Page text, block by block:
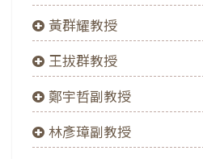
黃群耀教授
王拔群教授
鄭宇哲副教授
林彥璋副教授